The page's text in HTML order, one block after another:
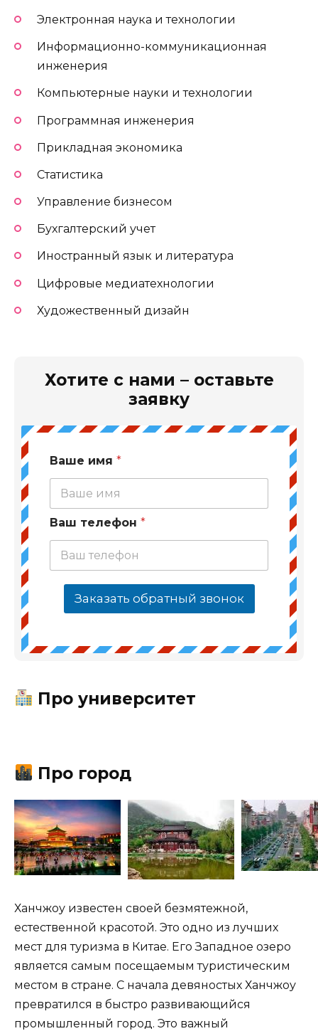
Электронная наука и технологии
Информационно-коммуникационная
инженерия
Компьютерные науки и технологии
Программная инженерия
Прикладная экономика
Статистика
Управление бизнесом
Бухгалтерский учет
Иностранный язык и литература
Цифровые медиатехнологии
Художественный дизайн
Хотите с нами – оставьте
заявку
Ваше имя *
Ваш телефон *
Заказать обратный звонок
Про университет
Про город
Ханчжоу известен своей безмятежной,
естественной красотой. Это одно из лучших
мест для туризма в Китае. Его Западное озеро
является самым посещаемым туристическим
местом в стране. С начала девяностых Ханчжоу
превратился в быстро развивающийся
промышленный город. Это важный